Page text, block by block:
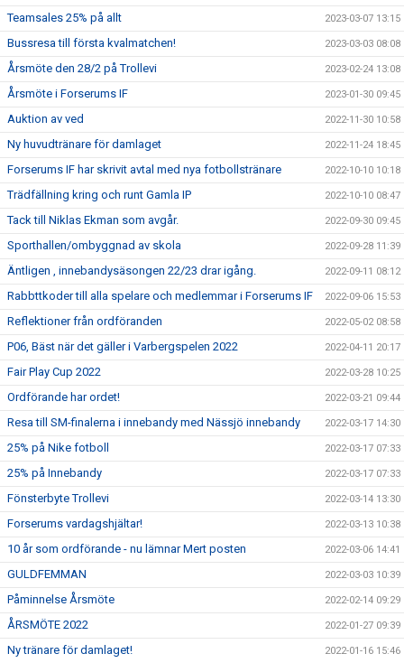
Teamsales 25% på allt 2023-03-07 13:15
Bussresa till första kvalmatchen! 2023-03-03 08:08
Årsmöte den 28/2 på Trollevi 2023-02-24 13:08
Årsmöte i Forserums IF 2023-01-30 09:45
Auktion av ved 2022-11-30 10:58
Ny huvudtränare för damlaget 2022-11-24 18:45
Forserums IF har skrivit avtal med nya fotbollstränare 2022-10-10 10:18
Trädfällning kring och runt Gamla IP 2022-10-10 08:47
Tack till Niklas Ekman som avgår. 2022-09-30 09:45
Sporthallen/ombyggnad av skola 2022-09-28 11:39
Äntligen , innebandysäsongen 22/23 drar igång. 2022-09-11 08:12
Rabbttkoder till alla spelare och medlemmar i Forserums IF 2022-09-06 15:53
Reflektioner från ordföranden 2022-05-02 08:58
P06, Bäst när det gäller i Varbergspelen 2022 2022-04-11 20:17
Fair Play Cup 2022 2022-03-28 10:25
Ordförande har ordet! 2022-03-21 09:44
Resa till SM-finalerna i innebandy med Nässjö innebandy 2022-03-17 14:30
25% på Nike fotboll 2022-03-17 07:33
25% på Innebandy 2022-03-17 07:33
Fönsterbyte Trollevi 2022-03-14 13:30
Forserums vardagshjältar! 2022-03-13 10:38
10 år som ordförande - nu lämnar Mert posten 2022-03-06 14:41
GULDFEMMAN 2022-03-03 10:39
Påminnelse Årsmöte 2022-02-14 09:29
ÅRSMÖTE 2022 2022-01-27 09:39
Ny tränare för damlaget! 2022-01-16 15:46